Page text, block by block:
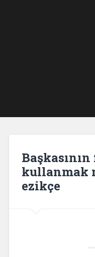
kullanmak
ezikçe